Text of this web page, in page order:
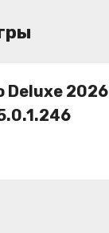
Deluxe 2026